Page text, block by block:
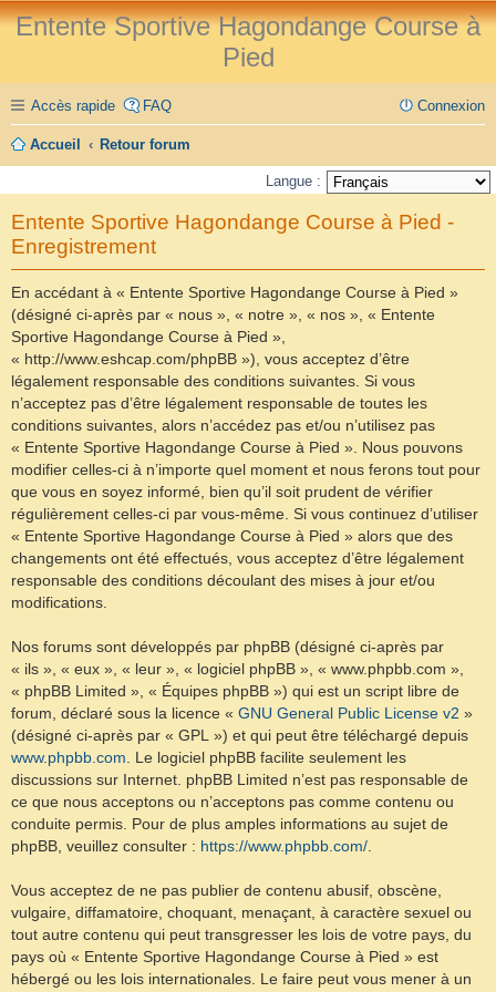
Entente Sportive Hagondange Course à
Pied
Accès rapide FAQ Connexion
Accueil Retour forum
Langue :
Entente Sportive Hagondange Course à Pied -
Enregistrement
En accédant à « Entente Sportive Hagondange Course à Pied »
(désigné ci-après par « nous », « notre », « nos », « Entente
Sportive Hagondange Course à Pied »,
« http://www.eshcap.com/phpBB »), vous acceptez d’être
légalement responsable des conditions suivantes. Si vous
n’acceptez pas d’être légalement responsable de toutes les
conditions suivantes, alors n’accédez pas et/ou n’utilisez pas
« Entente Sportive Hagondange Course à Pied ». Nous pouvons
modifier celles-ci à n’importe quel moment et nous ferons tout pour
que vous en soyez informé, bien qu’il soit prudent de vérifier
régulièrement celles-ci par vous-même. Si vous continuez d’utiliser
« Entente Sportive Hagondange Course à Pied » alors que des
changements ont été effectués, vous acceptez d’être légalement
responsable des conditions découlant des mises à jour et/ou
modifications.
Nos forums sont développés par phpBB (désigné ci-après par
« ils », « eux », « leur », « logiciel phpBB », « www.phpbb.com »,
« phpBB Limited », « Équipes phpBB ») qui est un script libre de
forum, déclaré sous la licence « GNU General Public License v2 »
(désigné ci-après par « GPL ») et qui peut être téléchargé depuis
www.phpbb.com . Le logiciel phpBB facilite seulement les
discussions sur Internet. phpBB Limited n’est pas responsable de
ce que nous acceptons ou n’acceptons pas comme contenu ou
conduite permis. Pour de plus amples informations au sujet de
phpBB, veuillez consulter : https://www.phpbb.com/
Vous acceptez de ne pas publier de contenu abusif, obscène,
vulgaire, diffamatoire, choquant, menaçant, à caractère sexuel ou
tout autre contenu qui peut transgresser les lois de votre pays, du
pays où « Entente Sportive Hagondange Course à Pied » est
hébergé ou les lois internationales. Le faire peut vous mener à un